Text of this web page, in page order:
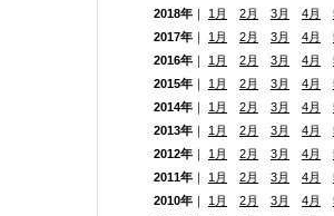
2018年 ｜ 1月 2月 3月 4月
2017年 ｜ 1月 2月 3月 4月
2016年 ｜ 1月 2月 3月 4月
2015年 ｜ 1月 2月 3月 4月
2014年 ｜ 1月 2月 3月 4月
2013年 ｜ 1月 2月 3月 4月
2012年 ｜ 1月 2月 3月 4月
2011年 ｜ 1月 2月 3月 4月
2010年 ｜ 1月 2月 3月 4月